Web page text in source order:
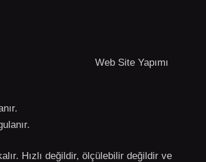
Hızlı değildir, ölçülebilir değildir ve